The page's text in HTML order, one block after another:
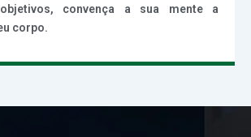
convença a sua mente a
corpo.